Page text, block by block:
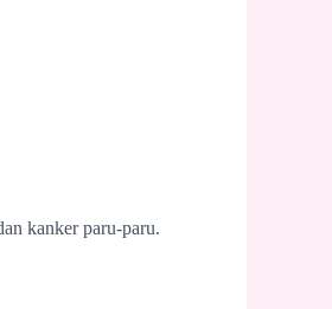
kanker paru-paru.